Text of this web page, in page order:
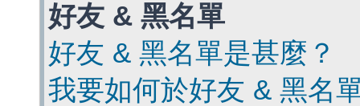
好友 & 黑名單
好友 & 黑名單是甚麼？
我要如何於好友 & 黑名